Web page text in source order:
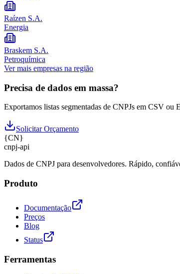
Raízen S.A.
Energia
Braskem S.A.
Petroquímica
Ver mais empresas na região
Precisa de dados em massa?
Exportamos listas segmentadas de CNPJs em CSV
Solicitar Orçamento
{CN}
cnpj-api
Dados de CNPJ para desenvolvedores. Rápido,
Produto
Documentação
Preços
Blog
Status
Ferramentas